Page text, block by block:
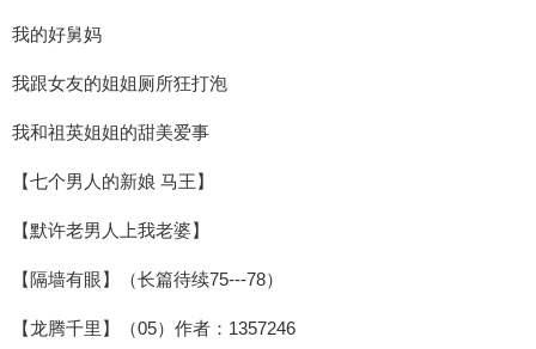
我的好舅妈
我跟女友的姐姐厕所狂打泡
我和祖英姐姐的甜美爱事
【七个男人的新娘 马王】
【默许老男人上我老婆】
【隔墙有眼】（长篇待续75---78）
【龙腾千里】（05）作者：1357246